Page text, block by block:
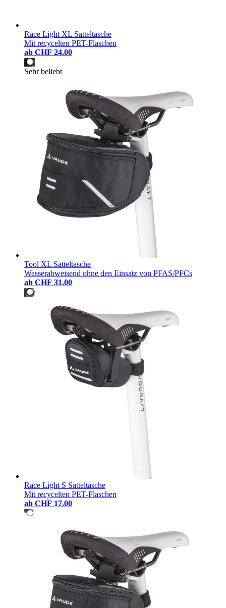
Race Light XL Satteltasche
Mit recycelten PET-Flaschen
ab CHF 24.00
Sehr beliebt
Tool XL Satteltasche
Wasserabweisend ohne den Einsatz von PFAS/PFCs
ab CHF 31.00
Race Light S Satteltasche
Mit recycelten PET-Flaschen
ab CHF 17.00